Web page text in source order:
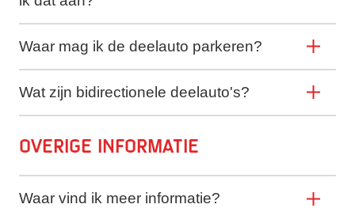
Waar mag ik de deelauto parkeren?
Wat zijn bidirectionele deelauto's?
Overige informatie
Waar vind ik meer informatie?